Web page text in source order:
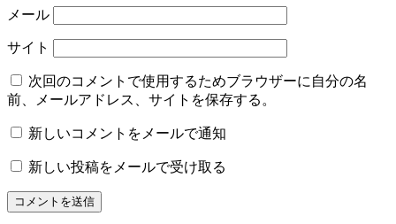
メール
サイト
次回のコメントで使用するためブラウザーに自分の名
前、メールアドレス、サイトを保存する。
新しいコメントをメールで通知
新しい投稿をメールで受け取る